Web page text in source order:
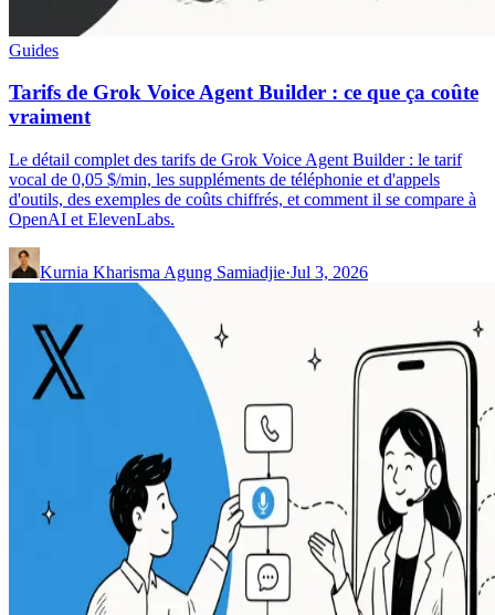
Guides
Tarifs de Grok Voice Agent Builder : ce que ça coûte
vraiment
Le détail complet des tarifs de Grok Voice Agent Builder : le tarif
vocal de 0,05 $/min, les suppléments de téléphonie et d'appels
d'outils, des exemples de coûts chiffrés, et comment il se compare à
OpenAI et ElevenLabs.
Kurnia Kharisma Agung Samiadjie·Jul 3, 2026